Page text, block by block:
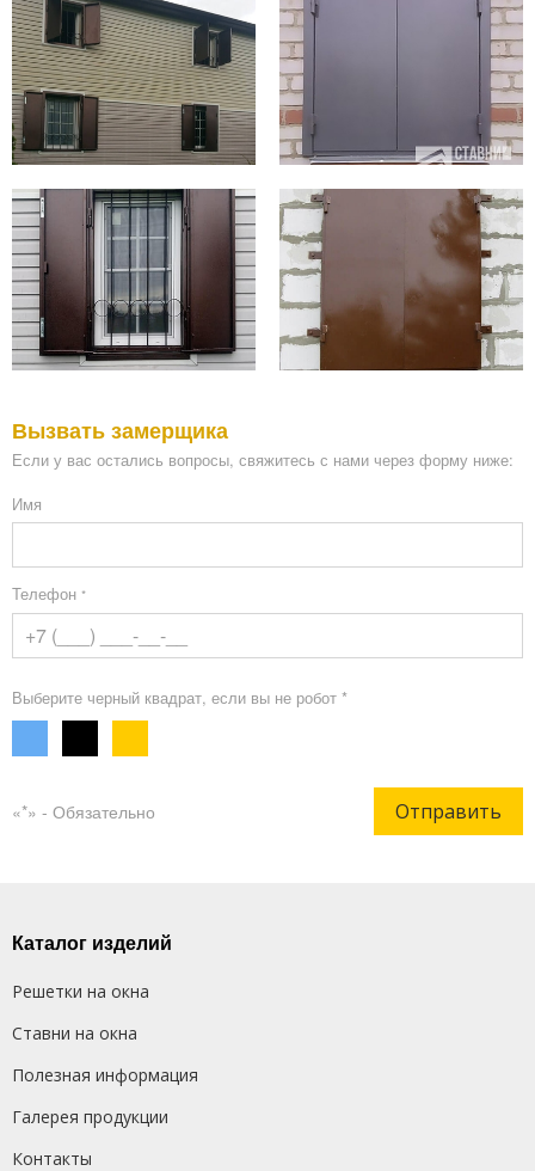
Вызвать замерщика
Если у вас остались вопросы, свяжитесь с нами через форму ниже:
Имя
Телефон *
Выберите черный квадрат, если вы не робот *
«*» - Обязательно Отправить
Каталог изделий
Решетки на окна
Ставни на окна
Полезная информация
Галерея продукции
Контакты